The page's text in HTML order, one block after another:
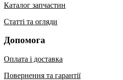
Каталог запчастин
Статті та огляди
Допомога
Оплата і доставка
Повернення та гарантії